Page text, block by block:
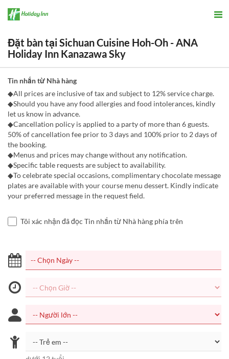
Đặt bàn tại Sichuan Cuisine Hoh-Oh - ANA
Holiday Inn Kanazawa Sky
Tin nhắn từ Nhà hàng
◆All prices are inclusive of tax and subject to 12% service charge.
◆Should you have any food allergies and food intolerances, kindly
let us know in advance.
◆Cancellation policy is applied to a party of more than 6 guests.
50% of cancellation fee prior to 3 days and 100% prior to 2 days of
the booking.
◆Menus and prices may change without any notification.
◆Specific table requests are subject to availability.
◆To celebrate special occasions, complimentary chocolate message
plates are available with your course menu dessert. Kindly indicate
your preferred message in the request field.
Tôi xác nhận đã đọc Tin nhắn từ Nhà hàng phía trên